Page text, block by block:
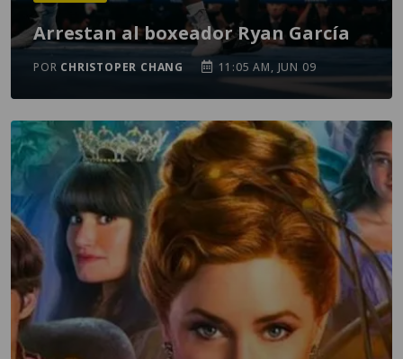
Arrestan al boxeador Ryan García
POR CHRISTOPER CHANG 11:05 AM, JUN 09